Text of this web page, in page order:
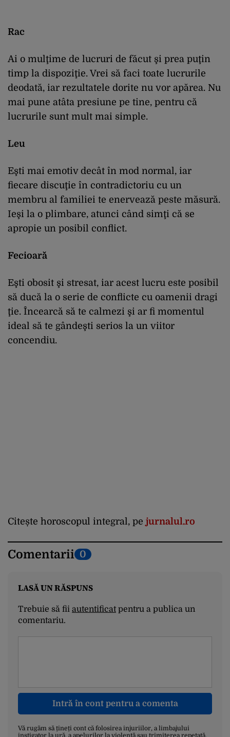
Rac
Ai o mulţime de lucruri de făcut şi prea puţin
timp la dispoziţie. Vrei să faci toate lucrurile
deodată, iar rezultatele dorite nu vor apărea. Nu
mai pune atâta presiune pe tine, pentru că
lucrurile sunt mult mai simple.
Leu
Eşti mai emotiv decât în mod normal, iar
fiecare discuţie în contradictoriu cu un
membru al familiei te enervează peste măsură.
Ieşi la o plimbare, atunci când simţi că se
apropie un posibil conflict.
Fecioară
Eşti obosit şi stresat, iar acest lucru este posibil
să ducă la o serie de conflicte cu oamenii dragi
ţie. Încearcă să te calmezi şi ar fi momentul
ideal să te gândeşti serios la un viitor
concendiu.
Citește horoscopul integral, pe jurnalul.ro
Comentarii 0
LASĂ UN RĂSPUNS
Trebuie să fii autentificatpentru a publica un
comentariu.
Intră în cont pentru a comenta
Vă rugăm să țineți cont că folosirea injuriilor, a limbajului
instigator la ură, a apelurilor la violență sau trimiterea repetată,